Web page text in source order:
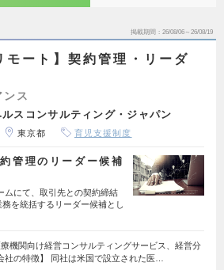
掲載期間 26/08/06～26/08/19
モート】契約管理・リーダ
ス
スコンサルティング・ジャパン
東京都 育児支援制度
管理のリーダー候補
ムにて、取引先との契約締結
務を統括するリーダー候補とし
療機関向け経営コンサルティングサービス、経営分
社の特徴】 同社は米国で設立された医…